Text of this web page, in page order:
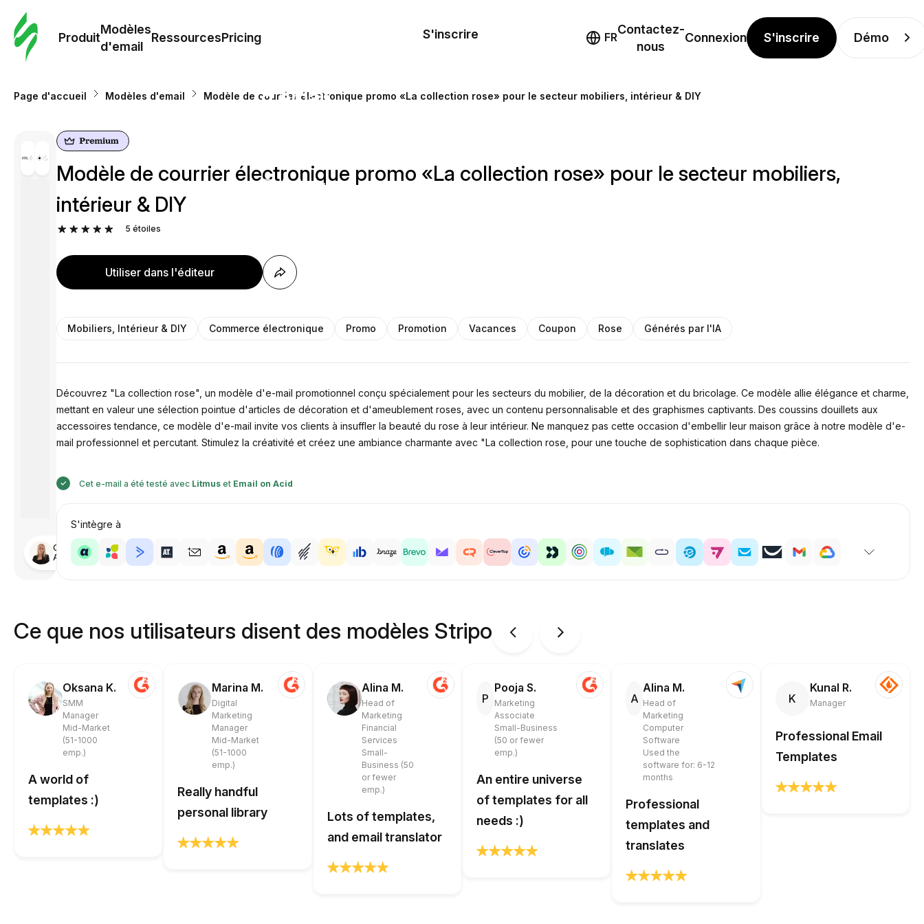
Produit
Modèles
d'email
RessourcesPricing
d'email
Pricing
S'inscrire FR
Contactez-
nous
Connexion S'inscrire Démo
Page d'accueil Modèles d'email Modèle de courrier électronique promo «La collection rose» pour le secteur mobiliers, intérieur & DIY
Conçu par
Anastasiia
Modèle de courrier électronique promo «La collection rose» pour le secteur mobiliers,
intérieur & DIY
5 étoiles
Utiliser dans l'éditeur
Mobiliers, Intérieur & DIY Commerce électronique Promo Promotion Vacances Coupon Rose Générés par l'IA
Découvrez "La collection rose", un modèle d'e-mail promotionnel conçu spécialement pour les secteurs du mobilier, de la décoration et du bricolage. Ce modèle allie élégance et charme,
mettant en valeur une sélection pointue d'articles de décoration et d'ameublement roses, avec un contenu personnalisable et des graphismes captivants. Des coussins douillets aux
accessoires tendance, ce modèle d'e-mail invite vos clients à insuffler la beauté du rose à leur intérieur. Ne manquez pas cette occasion d'embellir leur maison grâce à notre modèle d'e-
mail professionnel et percutant. Stimulez la créativité et créez une ambiance charmante avec "La collection rose, pour une touche de sophistication dans chaque pièce.
Cet e-mail a été testé avec Litmus et Email on Acid
S'intègre à
Ce que nos utilisateurs disent des modèles Stripo
Oksana K.
SMM
Manager
Mid-Market
(51-1000
emp.)
A world of
templates :)
Marina M.
Digital
Marketing
Manager
Mid-Market
(51-1000
emp.)
Really handful
personal library
Alina M.
Head of
Marketing
Financial
Services
Small-
Business (50
or fewer
emp.)
Lots of templates,
and email translator
P
Pooja S.
Marketing
Associate
Small-Business
(50 or fewer
emp.)
An entire universe
of templates for all
needs :)
A
Alina M.
Head of
Marketing
Computer
Software
Used the
software for: 6-12
months
Professional
templates and
translates
K
Kunal R.
Manager
Professional Email
Templates